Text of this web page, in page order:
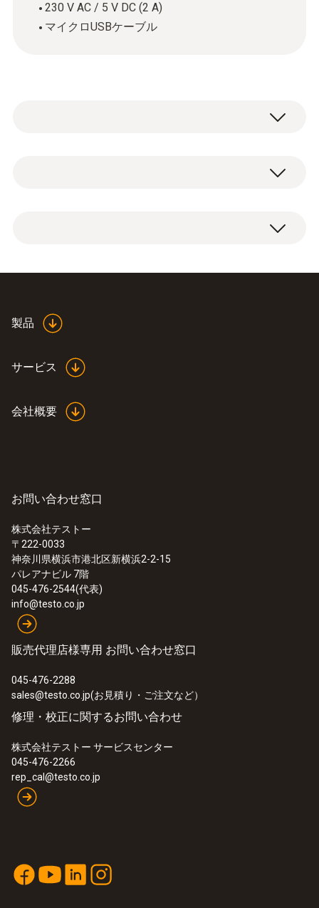
230 V AC / 5 V DC (2 A)
マイクロUSBケーブル
ケーブル長
電源
230 V AC / 5 V DC (2 A), micro USB, for the
use in USA, CA, AU, Europe, UK, CN, Korea
ケーブル付きUSB電源 (ケーブル長 2m) 1個
:0560 0400
testo 400 - マルチ環境計測器
¥260,000
¥286,000
testo 400 - コンボセット 1
¥570,000
製品
サービス
会社概要
お問い合わせ窓口
株式会社テストー
〒222-0033
神奈川県横浜市港北区新横浜2-2-15
パレアナビル 7階
045-476-2544(代表)
info@testo.co.jp
販売代理店様専用 お問い合わせ窓口
045-476-2288
sales@testo.co.jp(お見積り・ご注文など）
修理・校正に関するお問い合わせ
株式会社テストー サービスセンター
045-476-2266
rep_cal@testo.co.jp